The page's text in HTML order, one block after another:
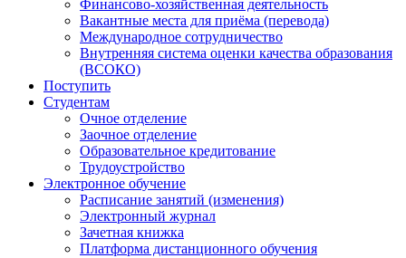
Финансово-хозяйственная деятельность
Вакантные места для приёма (перевода)
Международное сотрудничество
Внутренняя система оценки качества образования
(ВСОКО)
Поступить
Студентам
Очное отделение
Заочное отделение
Образовательное кредитование
Трудоустройство
Электронное обучение
Расписание занятий (изменения)
Электронный журнал
Зачетная книжка
Платформа дистанционного обучения